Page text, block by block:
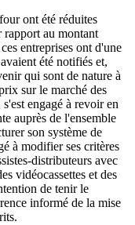
ont été réduites
au montant
entreprises ont d'une
été notifiés et,
qui sont de nature à
sur le marché des
engagé à revoir en
auprès de l'ensemble
son système de
à modifier ses critères
distributeurs avec
vidéocassettes et des
de tenir le
informé de la mise